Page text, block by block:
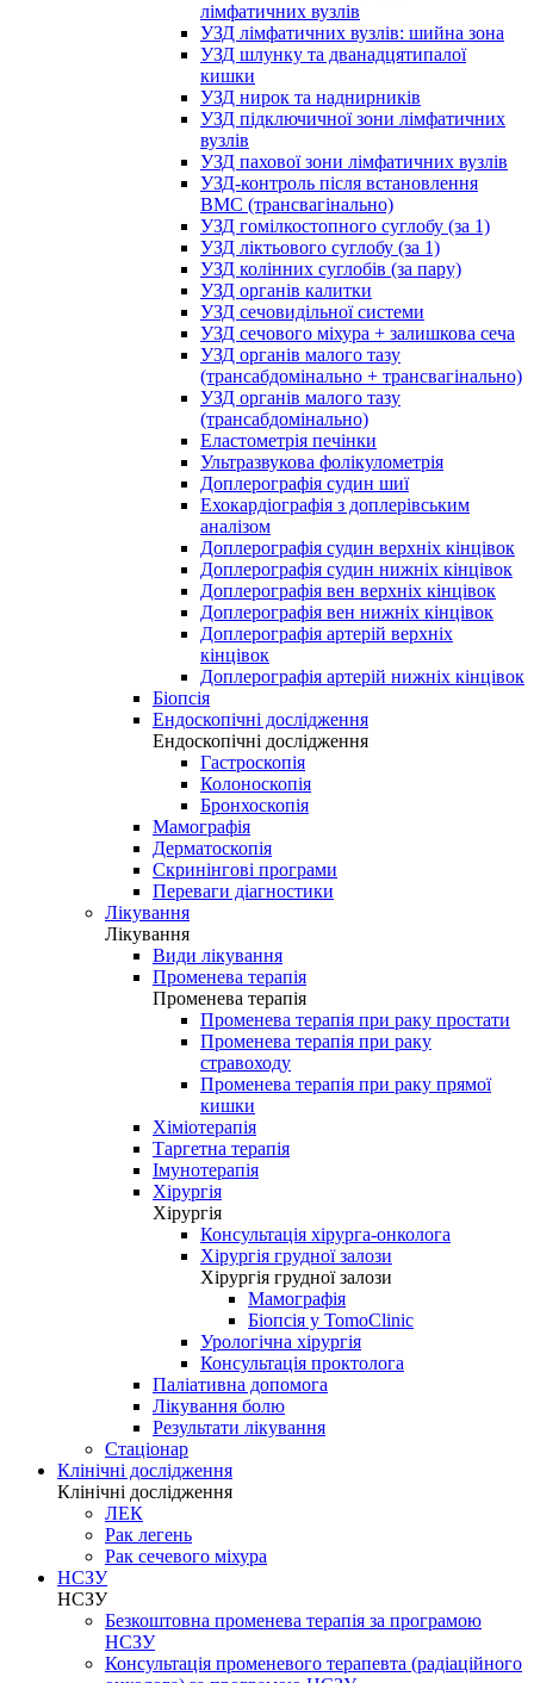
лімфатичних вузлів
УЗД лімфатичних вузлів: шийна зона
УЗД шлунку та дванадцятипалої
кишки
УЗД нирок та наднирників
УЗД підключичної зони лімфатичних
вузлів
УЗД пахової зони лімфатичних вузлів
УЗД-контроль після встановлення
ВМС (трансвагінально)
УЗД гомілкостопного суглобу (за 1)
УЗД ліктьового суглобу (за 1)
УЗД колінних суглобів (за пару)
УЗД органів калитки
УЗД сечовидільної системи
УЗД сечового міхура + залишкова сеча
УЗД органів малого тазу
(трансабдомінально + трансвагінально)
УЗД органів малого тазу
(трансабдомінально)
Еластометрія печінки
Ультразвукова фолікулометрія
Доплерографія судин шиї
Ехокардіографія з доплерівським
аналізом
Доплерографія судин верхніх кінцівок
Доплерографія судин нижніх кінцівок
Доплерографія вен верхніх кінцівок
Доплерографія вен нижніх кінцівок
Доплерографія артерій верхніх
кінцівок
Доплерографія артерій нижніх кінцівок
Біопсія
Ендоскопічні дослідження
Ендоскопічні дослідження
Гастроскопія
Колоноскопія
Бронхоскопія
Мамографія
Дерматоскопія
Скринінгові програми
Переваги діагностики
Лікування
Лікування
Види лікування
Променева терапія
Променева терапія
Променева терапія при раку простати
Променева терапія при раку
стравоходу
Променева терапія при раку прямої
кишки
Хіміотерапія
Таргетна терапія
Імунотерапія
Хірургія
Хірургія
Консультація хірурга-онколога
Хірургія грудної залози
Хірургія грудної залози
Мамографія
Біопсія у TomoClinic
Урологічна хірургія
Консультація проктолога
Паліативна допомога
Лікування болю
Результати лікування
Стаціонар
Клінічні дослідження
Клінічні дослідження
ЛЕК
Рак легень
Рак сечевого міхура
НСЗУ
НСЗУ
Безкоштовна променева терапія за програмою
НСЗУ
Консультація променевого терапевта (радіаційного